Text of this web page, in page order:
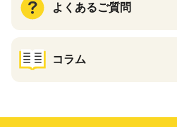
よくあるご質問
コラム